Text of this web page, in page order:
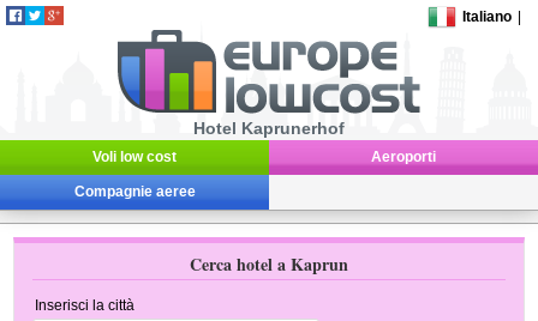
Italiano
Hotel Kaprunerhof
Voli low cost Aeroporti
Compagnie aeree
Cerca hotel a Kaprun
Inserisci la città